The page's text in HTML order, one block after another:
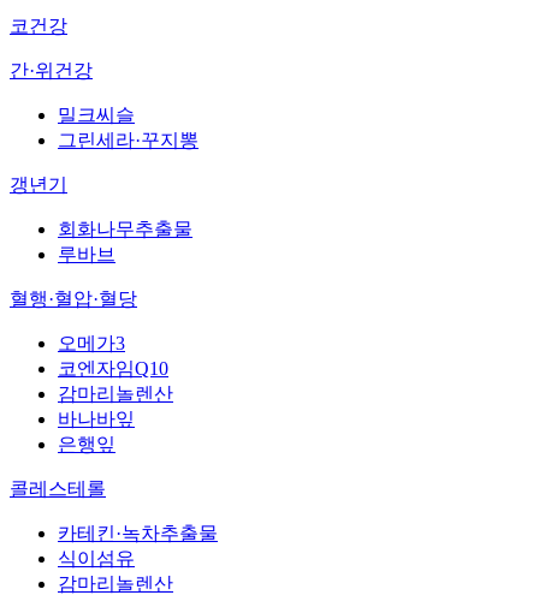
코건강
간·위건강
밀크씨슬
그린세라·꾸지뽕
갱년기
회화나무추출물
루바브
혈행·혈압·혈당
오메가3
코엔자임Q10
감마리놀렌산
바나바잎
은행잎
콜레스테롤
카테킨·녹차추출물
식이섬유
감마리놀렌산